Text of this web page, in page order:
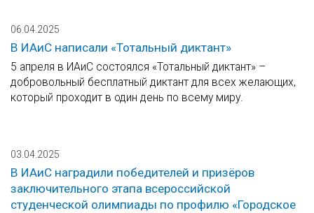
06.04.2025
В ИАиС написали «Тотальный диктант»
5 апреля в ИАиС состоялся «Тотальный диктант» –
добровольный бесплатный диктант для всех желающих,
который проходит в один день по всему миру.
03.04.2025
В ИАиС наградили победителей и призёров
заключительного этапа всероссийской
студенческой олимпиады по профилю «Городское